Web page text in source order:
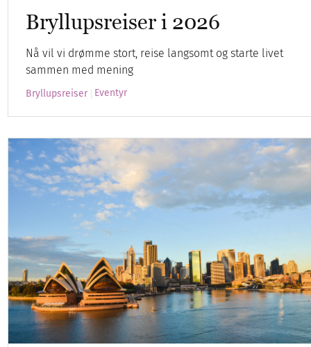
Bryllupsreiser i 2026
Nå vil vi drømme stort, reise langsomt og starte livet
sammen med mening
Bryllupsreiser Eventyr